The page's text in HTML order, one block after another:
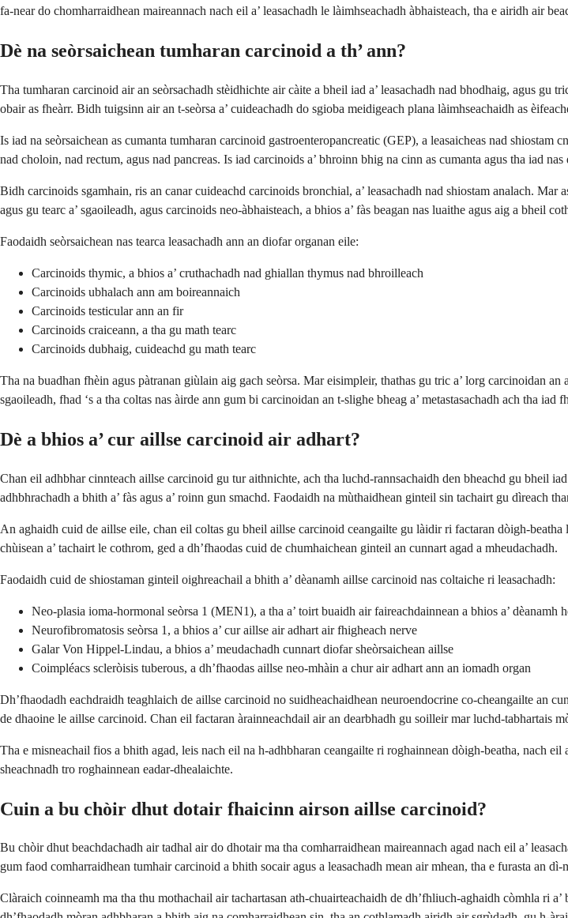
fa-near do chomharraidhean maireannach nach eil a’ leasachadh le làimhseachadh àbhaisteach, tha e airidh air
Dè na seòrsaichean tumharan carcinoid a th’ ann?
Tha tumharan carcinoid air an seòrsachadh stèidhichte air càite a bheil iad a’ leasachadh nad bhodhaig, agus gu
obair as fheàrr. Bidh tuigsinn air an t-seòrsa a’ cuideachadh do sgioba meidigeach plana làimhseachaidh as
Is iad na seòrsaichean as cumanta tumharan carcinoid gastroenteropancreatic (GEP), a leasaicheas nad
nad choloin, nad rectum, agus nad pancreas. Is iad carcinoids a’ bhroinn bhig na cinn as cumanta agus tha iad
Bidh carcinoids sgamhain, ris an canar cuideachd carcinoids bronchial, a’ leasachadh nad shiostam analach.
agus gu tearc a’ sgaoileadh, agus carcinoids neo-àbhaisteach, a bhios a’ fàs beagan nas luaithe agus aig a bheil
Faodaidh seòrsaichean nas tearca leasachadh ann an diofar organan eile:
Carcinoids thymic, a bhios a’ cruthachadh nad ghiallan thymus nad bhroilleach
Carcinoids ubhalach ann am boireannaich
Carcinoids testicular ann an fir
Carcinoids craiceann, a tha gu math tearc
Carcinoids dubhaig, cuideachd gu math tearc
Tha na buadhan fhèin agus pàtranan giùlain aig gach seòrsa. Mar eisimpleir, thathas gu tric a’ lorg carcinoidan
sgaoileadh, fhad ‘s a tha coltas nas àirde ann gum bi carcinoidan an t-slighe bheag a’ metastasachadh ach tha iad
Dè a bhios a’ cur aillse carcinoid air adhart?
Chan eil adhbhar cinnteach aillse carcinoid gu tur aithnichte, ach tha luchd-rannsachaidh den bheachd gu bheil
adhbhrachadh a bhith a’ fàs agus a’ roinn gun smachd. Faodaidh na mùthaidhean ginteil sin tachairt gu dìreach
An aghaidh cuid de aillse eile, chan eil coltas gu bheil aillse carcinoid ceangailte gu làidir ri factaran dòigh-
chùisean a’ tachairt le cothrom, ged a dh’fhaodas cuid de chumhaichean ginteil an cunnart agad a mheudachadh.
Faodaidh cuid de shiostaman ginteil oighreachail a bhith a’ dèanamh aillse carcinoid nas coltaiche ri leasachadh:
Neo-plasia ioma-hormonal seòrsa 1 (MEN1), a tha a’ toirt buaidh air faireachdainnean a bhios a’ dèanamh
Neurofibromatosis seòrsa 1, a bhios a’ cur aillse air adhart air fhigheach nerve
Galar Von Hippel-Lindau, a bhios a’ meudachadh cunnart diofar sheòrsaichean aillse
Coimpléacs scleròisis tuberous, a dh’fhaodas aillse neo-mhàin a chur air adhart ann an iomadh organ
Dh’fhaodadh eachdraidh teaghlaich de aillse carcinoid no suidheachaidhean neuroendocrine co-cheangailte an
de dhaoine le aillse carcinoid. Chan eil factaran àrainneachdail air an dearbhadh gu soilleir mar luchd-tabhartais
Tha e misneachail fios a bhith agad, leis nach eil na h-adhbharan ceangailte ri roghainnean dòigh-beatha, nach
sheachnadh tro roghainnean eadar-dhealaichte.
Cuin a bu chòir dhut dotair fhaicinn airson aillse carcinoid?
Bu chòir dhut beachdachadh air tadhal air do dhotair ma tha comharraidhean maireannach agad nach eil a’
gum faod comharraidhean tumhair carcinoid a bhith socair agus a leasachadh mean air mhean, tha e furasta an dì-
Clàraich coinneamh ma tha thu mothachail air tachartasan ath-chuairteachaidh de dh’fhliuch-aghaidh còmhla ri